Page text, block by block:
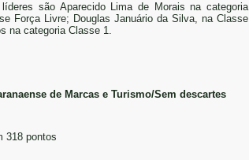
são Aparecido Lima de Morais na categoria
Força Livre; Douglas Januário da Silva, na Classe
na categoria Classe 1.
de Marcas e Turismo/Sem descartes
318 pontos